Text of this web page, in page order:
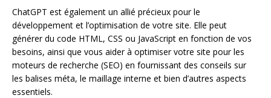
ChatGPT est également un allié précieux pour le
développement et l’optimisation de votre site. Elle peut
générer du code HTML, CSS ou JavaScript en fonction de vos
besoins, ainsi que vous aider à optimiser votre site pour les
moteurs de recherche (SEO) en fournissant des conseils sur
les balises méta, le maillage interne et bien d’autres aspects
essentiels.